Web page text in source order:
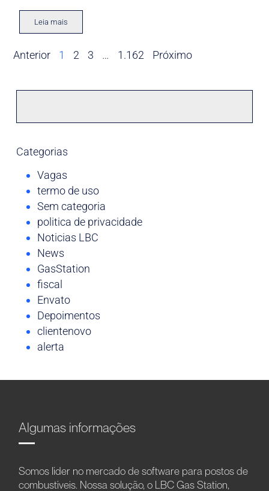
Leia mais
Anterior 1 2 3 … 1.162 Próximo
Categorias
Vagas
termo de uso
Sem categoria
politica de privacidade
Noticias LBC
News
GasStation
fiscal
Envato
Depoimentos
clientenovo
alerta
Algumas informações
Somos líder no mercado de software para postos de
combustíveis. Nossa solução, o LBC Gas Station,